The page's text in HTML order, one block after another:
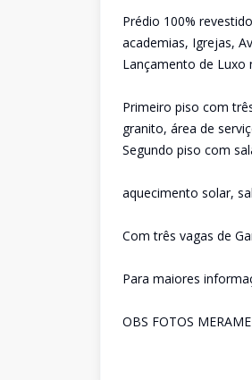
Prédio 100%
academias, Igrejas,
Lançamento de Luxo
Primeiro piso com
granito, área de
Segundo piso com
aquecimento solar,
Com três vagas de
Para maiores
OBS FOTOS